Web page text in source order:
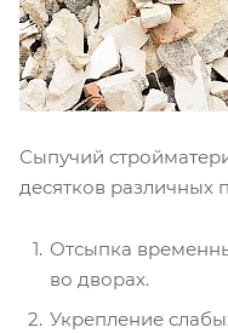
Сыпучий
десятков различных
Отсыпка
во дворах.
Укрепление